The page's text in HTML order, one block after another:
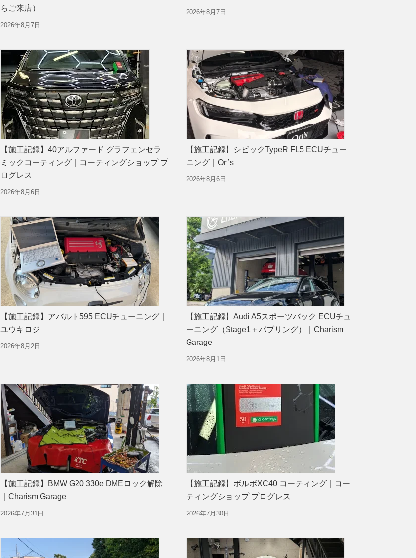
らご来店）
2026年8月7日
2026年8月7日
【施工記録】40アルファード グラフェンセラ
ミックコーティング｜コーティングショップ プ
ログレス
2026年8月6日
【施工記録】シビックTypeR FL5 ECUチュー
ニング｜On’s
2026年8月6日
【施工記録】アバルト595 ECUチューニング｜
ユウキロジ
2026年8月2日
【施工記録】Audi A5スポーツバック ECUチュ
ーニング（Stage1＋バブリング）｜Charism
Garage
2026年8月1日
【施工記録】BMW G20 330e DMEロック解除
｜Charism Garage
2026年7月31日
【施工記録】ボルボXC40 コーティング｜コー
ティングショップ プログレス
2026年7月30日